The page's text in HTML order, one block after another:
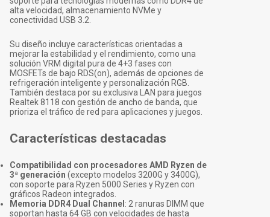
alta velocidad, almacenamiento NVMe y
conectividad USB 3.2.
Su diseño incluye características orientadas a
mejorar la estabilidad y el rendimiento, como una
solución VRM digital pura de 4+3 fases con
MOSFETs de bajo RDS(on), además de opciones de
refrigeración inteligente y personalización RGB.
También destaca por su exclusiva LAN para juegos
Realtek 8118 con gestión de ancho de banda, que
prioriza el tráfico de red para aplicaciones y juegos.
Características destacadas
Compatibilidad con procesadores AMD Ryzen de
3ª generación (excepto modelos 3200G y 3400G),
con soporte para Ryzen 5000 Series y Ryzen con
gráficos Radeon integrados.
Memoria DDR4 Dual Channel : 2 ranuras DIMM que
soportan hasta 64 GB con velocidades de hasta